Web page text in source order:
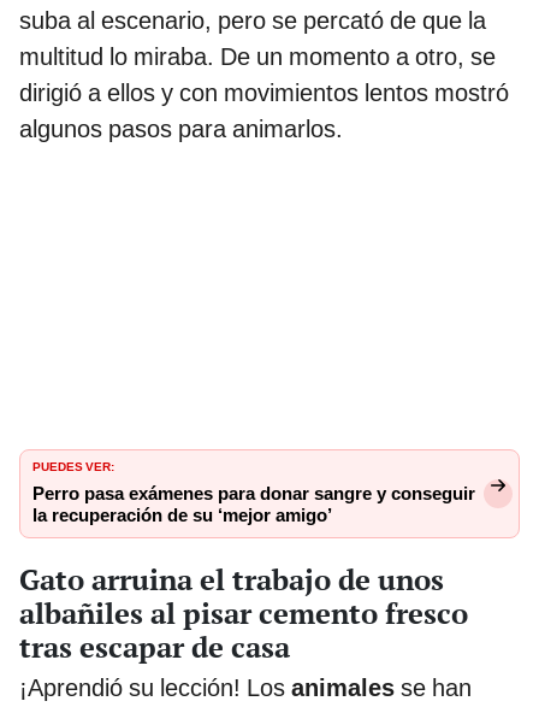
suba al escenario, pero se percató de que la
multitud lo miraba. De un momento a otro, se
dirigió a ellos y con movimientos lentos mostró
algunos pasos para animarlos.
PUEDES VER:
Perro pasa exámenes para donar sangre y conseguir
la recuperación de su ‘mejor amigo’
Gato arruina el trabajo de unos
albañiles al pisar cemento fresco
tras escapar de casa
¡Aprendió su lección! Los animales se han